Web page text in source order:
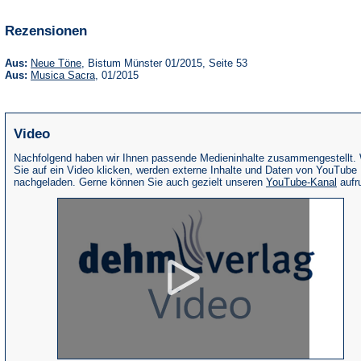
Rezensionen
Aus: Neue Töne(Öffnet
in
, Bistum Münster 01/2015, Seite 53
Aus: Musica Sacra(Öffnet
, 01/2015
Video
Nachfolgend haben wir Ihnen passende Medieninhalte zusammengestellt.
Sie auf ein Video klicken, werden externe Inhalte und Daten von YouTube
nachgeladen. Gerne können Sie auch gezielt unseren YouTube-Kanal